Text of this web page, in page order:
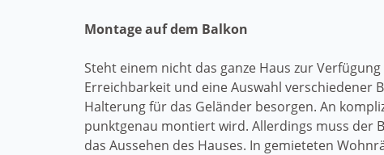
Montage auf dem Balkon
Steht einem nicht das ganze Haus zur
Erreichbarkeit und eine Auswahl verschiedener
Halterung für das Geländer besorgen. An
punktgenau montiert wird. Allerdings muss der
das Aussehen des Hauses. In gemieteten